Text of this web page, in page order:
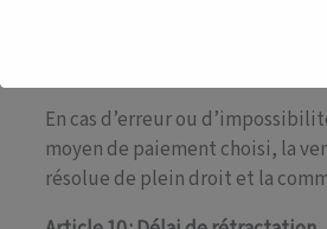
En cas d’erreur ou
moyen de paiement choisi, la
résolue de plein droit et la